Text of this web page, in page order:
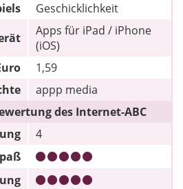
Geschicklichkeit
Apps für iPad / iPhone
(iOS)
1,59
appp media
des Internet-ABC
4